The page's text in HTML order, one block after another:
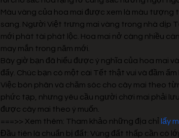
Màu vàng của hoa mai được xem là màu tượng
sang. Người Việt trưng mai vàng trong nhà dịp
mới phát tài phát lộc. Hoa mai nở càng nhiều
may mắn trong năm mới.
Bây giờ bạn đã hiểu được ý nghĩa của hoa mai
đấy. Chúc bạn có một cái Tết thật vui và đầm ấm
Việc bón phân và chăm sóc cho cây mai theo
phức tạp, nhưng yêu cầu người chơi mai phải
được cây mai theo ý muốn.
===>> Xem thêm: Tham khảo những địa chỉ lấy
Đầu tiên là chuẩn bị đất: Vùng đất thấp cần có